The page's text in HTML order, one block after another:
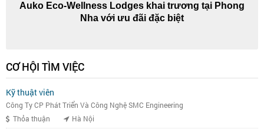
Auko Eco-Wellness Lodges khai trương tại Phong
Nha với ưu đãi đặc biệt